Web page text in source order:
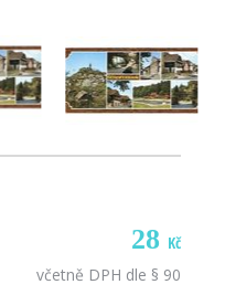
28 Kč
včetně DPH dle § 90